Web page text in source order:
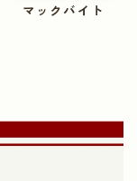
マックバイト